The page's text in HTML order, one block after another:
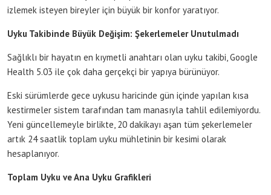
izlemek isteyen bireyler için büyük bir konfor yaratıyor.
Uyku Takibinde Büyük Değişim: Şekerlemeler Unutulmadı
Sağlıklı bir hayatın en kıymetli anahtarı olan uyku takibi, Google
Health 5.03 ile çok daha gerçekçi bir yapıya bürünüyor.
Eski sürümlerde gece uykusu haricinde gün içinde yapılan kısa
kestirmeler sistem tarafından tam manasıyla tahlil edilemiyordu.
Yeni güncellemeyle birlikte, 20 dakikayı aşan tüm şekerlemeler
artık 24 saatlik toplam uyku mühletinin bir kesimi olarak
hesaplanıyor.
Toplam Uyku ve Ana Uyku Grafikleri